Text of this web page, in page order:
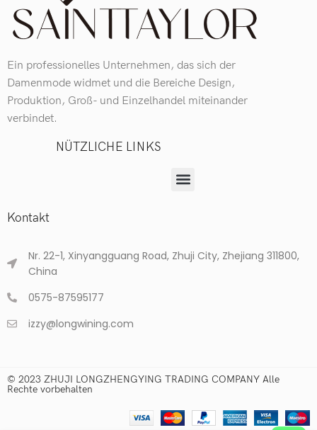
Ein professionelles Unternehmen, das sich der
Damenmode widmet und die Bereiche Design,
Produktion, Groß- und Einzelhandel miteinander
verbindet.
NÜTZLICHE LINKS
Kontakt
Nr. 22-1, Xinyangguang Road, Zhuji City, Zhejiang 311800,
China
0575-87595177
izzy@longwining.com
© 2023 ZHUJI LONGZHENGYING TRADING COMPANY Alle
Rechte vorbehalten